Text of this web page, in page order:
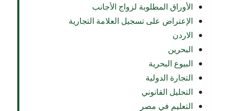
الأوراق المطلوبة لزواج الأجانب
الإعتراض على تسجيل العلامة التجارية
الاردن
البحرين
البيوع البحرية
التجارة الدولية
التحليل القانوني
التعليم في مصر